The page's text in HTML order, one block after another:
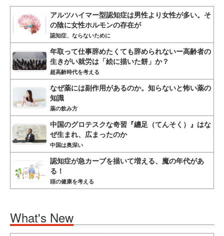
アルツハイマー型認知症は男性より女性が多い。そ
の陰に女性ホルモンの存在が
認知症、ならないために
年取って仕事辞めたくても辞められないー高齢者の
生きがい就労は「絵に描いた餅」か？
超高齢時代を考える
なぜ薬には副作用があるのか。知らないと怖い薬の
知識
薬の飲み方
中国のグロテスクな奇習『纏足（てんそく）』はな
ぜ生まれ、広まったのか
中国は奥深い
認知症が急カーブを描いて増える、魔の年代があ
る！
頭の健康を考える
What's New